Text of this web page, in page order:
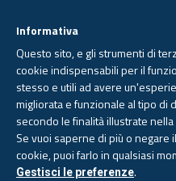
Lunedì, 10 agosto
Informativa
Questo sito, e gli strumenti di
cookie indispensabili per il
stesso e utili ad avere
migliorata e funzionale al tipo di
secondo le finalità illustrate nella
Se vuoi saperne di più o negare
cookie, puoi farlo in qualsiasi
Gestisci le preferenze.